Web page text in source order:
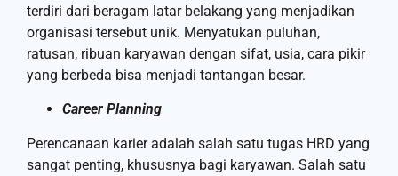
terdiri dari beragam latar belakang yang menjadikan
organisasi tersebut unik. Menyatukan puluhan,
ratusan, ribuan karyawan dengan sifat, usia, cara pikir
yang berbeda bisa menjadi tantangan besar.
Career Planning
Perencanaan karier adalah salah satu tugas HRD yang
sangat penting, khususnya bagi karyawan. Salah satu